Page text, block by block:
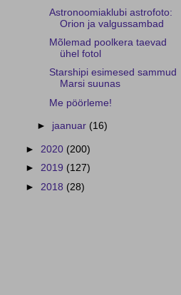
Astronoomiaklubi astrofoto:
Orion ja valgussambad
Mõlemad poolkera taevad
ühel fotol
Starshipi esimesed sammud
Marsi suunas
Me pöörleme!
► jaanuar (16)
► 2020 (200)
► 2019 (127)
► 2018 (28)